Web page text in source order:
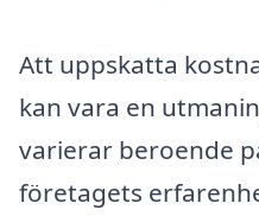
Att uppskatta
kan vara en
varierar beroende
företagets